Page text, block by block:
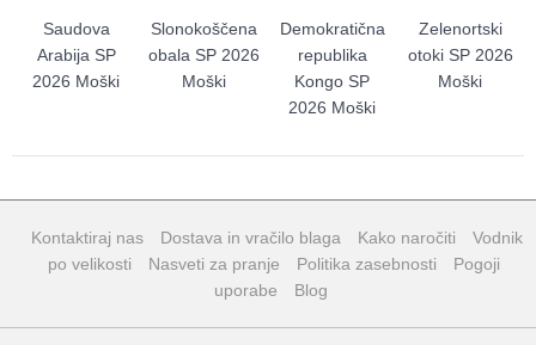
Saudova
Arabija SP
2026 Moški
Slonokoščena
obala SP 2026
Moški
Demokratična
republika
Kongo SP
2026 Moški
Zelenortski
otoki SP 2026
Moški
Kontaktiraj nas Dostava in vračilo blaga Kako naročiti
Vodnik
po velikosti
Nasveti za pranje Politika zasebnosti
Pogoji
uporabe
Blog